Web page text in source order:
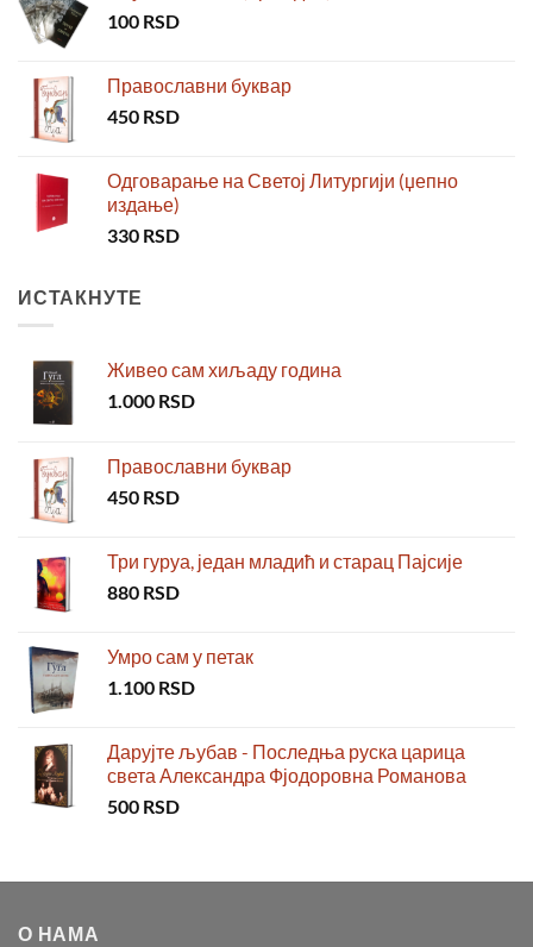
100 RSD
Православни буквар
450 RSD
Одговарање на Светој Литургији (џепно
издање)
330 RSD
ИСТАКНУТЕ
Живео сам хиљаду година
1.000 RSD
Православни буквар
450 RSD
Три гуруа, један младић и старац Пајсије
880 RSD
Умро сам у петак
1.100 RSD
Дарујте љубав - Последња руска царица
света Александра Фјодоровна Романова
500 RSD
О НАМА